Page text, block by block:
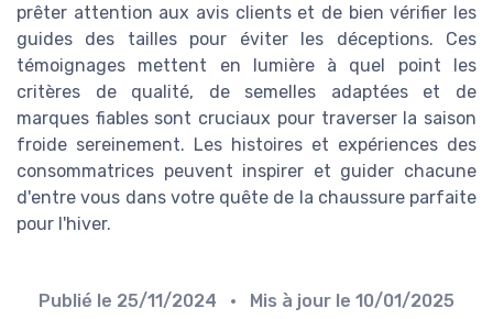
prêter attention aux avis clients et de bien vérifier les
guides des tailles pour éviter les déceptions. Ces
témoignages mettent en lumière à quel point les
critères de qualité, de semelles adaptées et de
marques fiables sont cruciaux pour traverser la saison
froide sereinement. Les histoires et expériences des
consommatrices peuvent inspirer et guider chacune
d'entre vous dans votre quête de la chaussure parfaite
pour l'hiver.
Publié le 25/11/2024 • Mis à jour le 10/01/2025